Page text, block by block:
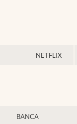
NETFLIX
BANCA